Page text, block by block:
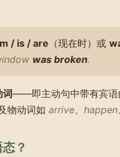
/ is / are （现在时）或
was broken.
词——即主动句中带有宾语
物动词如 arrive happen
？